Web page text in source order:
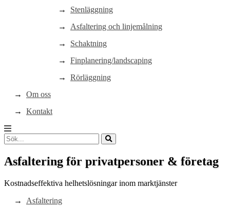
Stenläggning
Asfaltering och linjemålning
Schaktning
Finplanering/landscaping
Rörläggning
Om oss
Kontakt
Asfaltering för privatpersoner & företag
Kostnadseffektiva helhetslösningar inom marktjänster
Asfaltering